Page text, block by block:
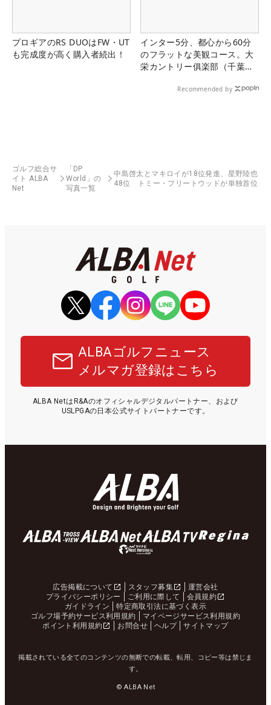
プロギアのRS DUOはFW・UT
も完成度が高く購入者続出！
インター5分、都心から60分
のフラットな美観コース。大
栄カントリー俱楽部（千葉
Recommended by
ゴルフ総合サ
イト ALBA
Net
「DP
World」の
写真一覧
中島啓太とマキロイが18位発進、星野陸也
48位 トミー・フリートウッドが単独首位
ALBAゴルフニュース
メルマガ登録はこちら
ALBA NetはR&Aのオフィシャルデジタルパートナー、および
USLPGAの日本公式サイトパートナーです。
広告掲載について スタッフ募集
運営会社
プライバシーポリシー
ご利用に際して
会員規約
ガイドライン
特定商取引法に基づく表示
ゴルフ場予約サービス利用規約
マイページサービス利用規約
ポイント利用規約
お問合せ ヘルプ サイトマップ
掲載されている全てのコンテンツの無断での転載、転用、コピー等は禁じま
す。
© ALBA Net